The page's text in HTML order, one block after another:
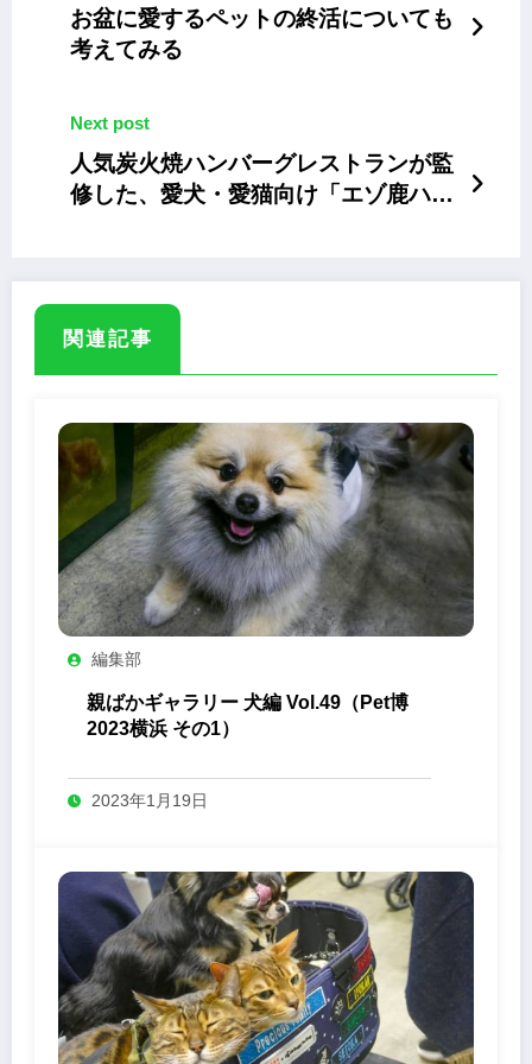
お盆に愛するペットの終活についても
考えてみる
Next post
人気炭火焼ハンバーグレストランが監
修した、愛犬・愛猫向け「エゾ鹿ハン
関連記事
編集部
親ばかギャラリー 犬編 Vol.49（Pet博
2023横浜 その1）
2023年1月19日